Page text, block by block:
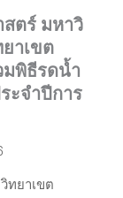
ตร์ มหาวิ
าเขต
มพิธีรดน้ำ
ะจำปีการ
ทยาเขต